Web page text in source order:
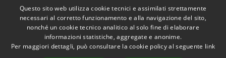
Accessibilità
Copyright © 2026 • Comune di
Linarolo • Powered by
Questo sito web utilizza cookie tecnici e assimilati strettamente
necessari al corretto funzionamento e alla navigazione del sito,
nonché un cookie tecnico analitico al solo fine di elaborare
informazioni statistiche, aggregate e anonime.
Per maggiori dettagli, può consultare la cookie policy al seguente link